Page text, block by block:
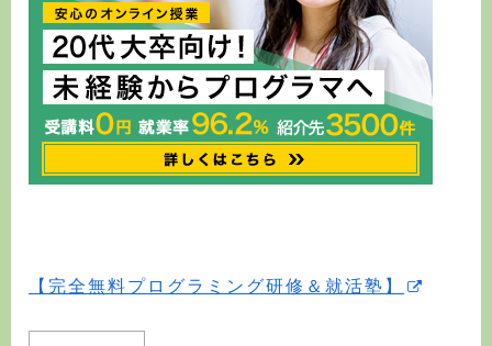
【完全無料プログラミング研修＆就活塾】